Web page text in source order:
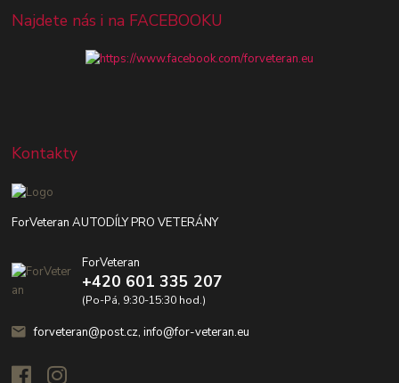
Najdete nás i na FACEBOOKU
Kontakty
ForVeteran AUTODÍLY PRO VETERÁNY
ForVeteran
+420 601 335 207
(Po-Pá, 9:30-15:30 hod.)
forveteran@post.cz, info@for-veteran.eu